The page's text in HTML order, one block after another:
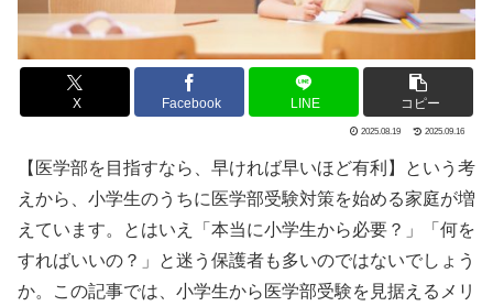
X Facebook LINE コピー
2025.08.19 2025.09.16
【医学部を目指すなら、早ければ早いほど有利】という考
えから、小学生のうちに医学部受験対策を始める家庭が増
えています。とはいえ「本当に小学生から必要？」「何を
すればいいの？」と迷う保護者も多いのではないでしょう
か。この記事では、小学生から医学部受験を見据えるメリ